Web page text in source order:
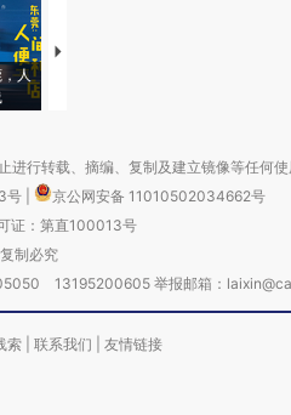
人
【推广】走进第四届链博
行转载、摘编、复制及建立镜像等任何使
号
京公网安备 11010502034662号
证：第直100013号
制必究
13195200605 举报邮箱：
索 联系我们 友情链接